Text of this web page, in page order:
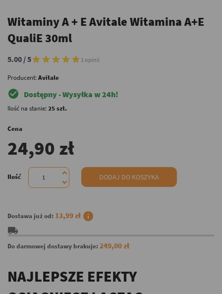
Witaminy A + E Avitale Witamina A+E
QualiE 30ml
5.00 / 5 1 opinii
Producent:Avitale
check_circle Dostępny - Wysyłka w 24h!
Ilość na stanie:25 szt.
Cena
24,90 zł
Ilość DODAJ DO KOSZYKA
Dostawa już od: 13,99 zł info
local_shipping
Do darmowej dostawy brakuje:249,00 zł
NAJLEPSZE EFEKTY